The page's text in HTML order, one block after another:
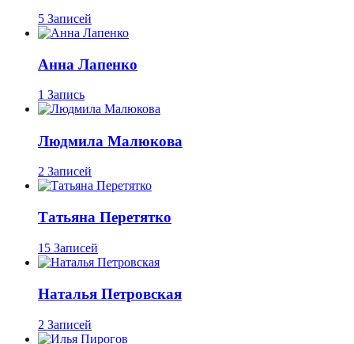
5 Записей
Анна Лапенко
1 Запись
Людмила Малюкова
2 Записей
Татьяна Перетятко
15 Записей
Наталья Петровская
2 Записей